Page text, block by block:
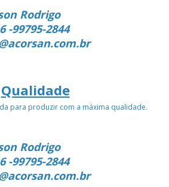
Rodrigo
-99795-2844
Qualidade
para produzir com a máxima qualidade.
Rodrigo
-99795-2844